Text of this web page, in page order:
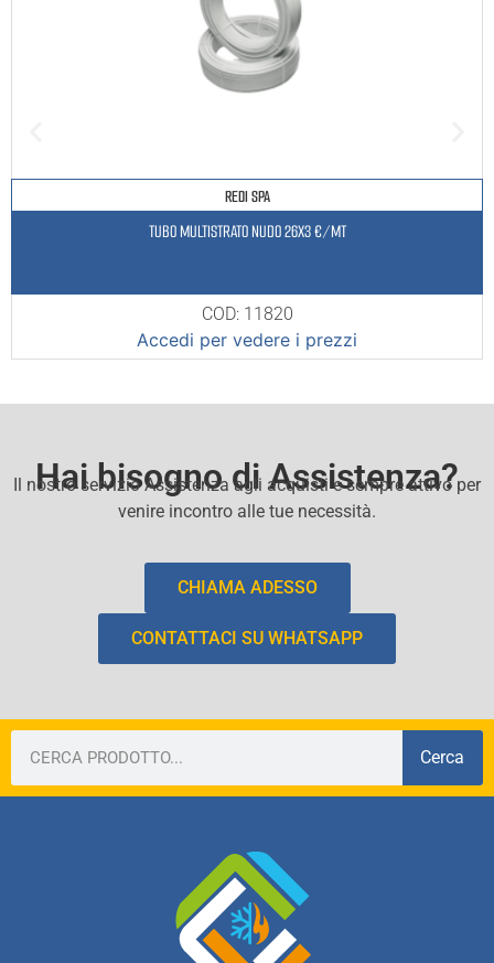
REDI SPA
TUBO MULTISTRATO NUDO 26X3 €/MT
COD: 11820
Accedi per vedere i prezzi
Hai bisogno di Assistenza?
Il nostro servizio Assistenza agli acquisti e sempre attivo per
venire incontro alle tue necessità.
CHIAMA ADESSO
CONTATTACI SU WHATSAPP
Cerca